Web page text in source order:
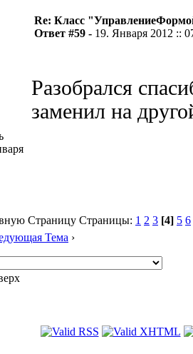
Re: Класс
Ответ #59 - 19. Января 2012 ::
Разобрался
заменил на
Страницы: 1 2 3 [4] 5 6
Тема ›